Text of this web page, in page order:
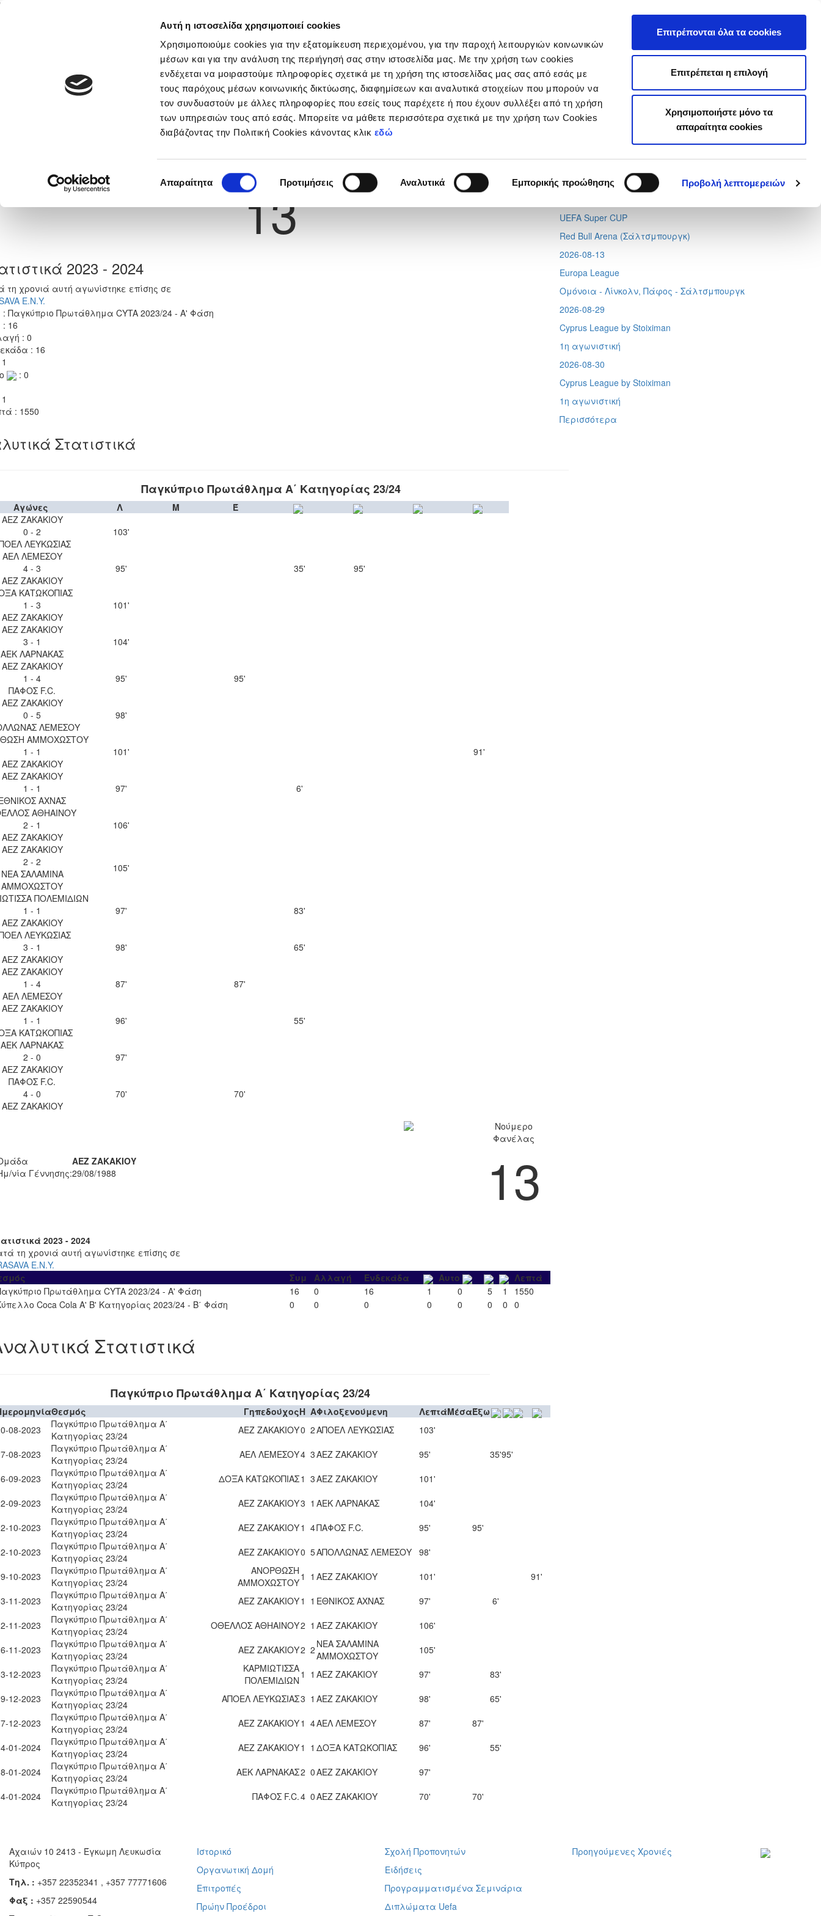
Αυτή η ιστοσελίδα χρησιμοποιεί cookies
Χρησιμοποιούμε cookies για την εξατομίκευση περιεχομένου, για την παροχή λειτουργιών κοινωνικών
μέσων και για την ανάλυση της περιήγησή σας στην ιστοσελίδα μας. Με την χρήση των cookies
ενδέχεται να μοιραστούμε πληροφορίες σχετικά με τη χρήση της ιστοσελίδας μας σας από εσάς με
τους παρόχους μέσων κοινωνικής δικτύωσης, διαφημίσεων και αναλυτικά στοιχείων που μπορούν να
τον συνδυαστούν με άλλες πληροφορίες που εσείς τους παρέχετε ή που έχουν συλλέξει από τη χρήση
των υπηρεσιών τους από εσάς. Μπορείτε να μάθετε περισσότερα σχετικά με την χρήση των Cookies
διαβάζοντας την Πολιτική Cookies κάνοντας κλικ εδώ
συγκατάθεσης
Απαραίτητα Προτιμήσεις Αναλυτικά Εμπορικής προώθησης Προβολή λεπτομερειών
Επιτρέπονται όλα τα cookies
Επιτρέπεται η επιλογή
Χρησιμοποιήστε μόνο τα
απαραίτητα cookies
Νέα & Πληροφορίες Εθνικές Ομάδες Διοργανώσεις
Previous Next
DELMIRO EVORA NASCIMENTO
Νούμερο Φανέλας
13
2023 - 2024
τη χρονιά αυτή αγωνίστηκε επίσης σε
Ε.Ν.Y.
: Παγκύπριο Πρωτάθλημα CYTA 2023/24 - Α' Φάση
16
: 0
: 16
: 0
: 1550
Στατιστικά
Παγκύπριο Πρωτάθλημα Α΄ Κατηγορίας 23/24
Αγώνες Λ Μ
Έ
ΑΕΖ ΖΑΚΑΚΙΟΥ
0 - 2
ΛΕΥΚΩΣΙΑΣ
103'
ΑΕΛ ΛΕΜΕΣΟΥ
4 - 3
ΑΕΖ ΖΑΚΑΚΙΟΥ
95' 35'
95'
ΚΑΤΩΚΟΠΙΑΣ
1 - 3
ΑΕΖ ΖΑΚΑΚΙΟΥ
101'
ΑΕΖ ΖΑΚΑΚΙΟΥ
3 - 1
ΑΕΚ ΛΑΡΝΑΚΑΣ
104'
ΑΕΖ ΖΑΚΑΚΙΟΥ
1 - 4
ΠΑΦΟΣ F.C.
95'
95'
ΑΕΖ ΖΑΚΑΚΙΟΥ
0 - 5
ΛΕΜΕΣΟΥ
98'
ΑΜΜΟΧΩΣΤΟΥ
1 - 1
ΑΕΖ ΖΑΚΑΚΙΟΥ
101'
91'
ΑΕΖ ΖΑΚΑΚΙΟΥ
1 - 1
ΑΧΝΑΣ
97'
6'
ΑΘΗΑΙΝΟΥ
2 - 1
ΑΕΖ ΖΑΚΑΚΙΟΥ
106'
ΑΕΖ ΖΑΚΑΚΙΟΥ
2 - 2
ΝΕΑ ΣΑΛΑΜΙΝΑ
ΑΜΜΟΧΩΣΤΟΥ
105'
ΠΟΛΕΜΙΔΙΩΝ
1 - 1
ΑΕΖ ΖΑΚΑΚΙΟΥ
97'
83'
ΛΕΥΚΩΣΙΑΣ
3 - 1
ΑΕΖ ΖΑΚΑΚΙΟΥ
98'
65'
ΑΕΖ ΖΑΚΑΚΙΟΥ
1 - 4
ΑΕΛ ΛΕΜΕΣΟΥ
87'
87'
ΑΕΖ ΖΑΚΑΚΙΟΥ
1 - 1
ΚΑΤΩΚΟΠΙΑΣ
96'
55'
ΑΕΚ ΛΑΡΝΑΚΑΣ
2 - 0
ΑΕΖ ΖΑΚΑΚΙΟΥ
97'
ΠΑΦΟΣ F.C.
4 - 0
ΑΕΖ ΖΑΚΑΚΙΟΥ
70' 70'
ΑΕΖ ΖΑΚΑΚΙΟΥ
νία Γέννησης:29/08/1988
Νούμερο
Φανέλας
13
2023 - 2024
τη χρονιά αυτή αγωνίστηκε επίσης σε
Ε.Ν.Y.
Συμ Αλλαγή Ενδεκάδα Αυτο
Λεπτά
Πρωτάθλημα CYTA 2023/24 - Α' Φάση
16 0 16 1 0 5 1
1550
Coca Cola Α' Β' Κατηγορίας 2023/24 - Β΄ Φάση
0 0 0 0 0 0 0 0
Στατιστικά
Παγκύπριο Πρωτάθλημα Α΄ Κατηγορίας 23/24
Θεσμός ΓηπεδούχοςH AΦιλοξενούμενη ΛεπτάΜέσαΈξω
08-2023
Παγκύπριο Πρωτάθλημα Α΄
Κατηγορίας 23/24
ΑΕΖ ΖΑΚΑΚΙΟΥ0 2ΑΠΟΕΛ ΛΕΥΚΩΣΙΑΣ
103'
08-2023
Παγκύπριο Πρωτάθλημα Α΄
Κατηγορίας 23/24
ΑΕΛ ΛΕΜΕΣΟΥ4 3ΑΕΖ ΖΑΚΑΚΙΟΥ 95' 35'95'
09-2023
Παγκύπριο Πρωτάθλημα Α΄
Κατηγορίας 23/24
ΔΟΞΑ ΚΑΤΩΚΟΠΙΑΣ1 3ΑΕΖ ΖΑΚΑΚΙΟΥ
101'
09-2023
Παγκύπριο Πρωτάθλημα Α΄
Κατηγορίας 23/24
ΑΕΖ ΖΑΚΑΚΙΟΥ3 1 ΑΕΚ ΛΑΡΝΑΚΑΣ
104'
10-2023
Παγκύπριο Πρωτάθλημα Α΄
Κατηγορίας 23/24
ΑΕΖ ΖΑΚΑΚΙΟΥ1 4ΠΑΦΟΣ F.C. 95'
95'
10-2023
Παγκύπριο Πρωτάθλημα Α΄
Κατηγορίας 23/24
ΑΕΖ ΖΑΚΑΚΙΟΥ0 5ΑΠΟΛΛΩΝΑΣ ΛΕΜΕΣΟΥ 98'
10-2023
Παγκύπριο Πρωτάθλημα Α΄
Κατηγορίας 23/24
ΑΝΟΡΘΩΣΗ
ΑΜΜΟΧΩΣΤΟΥ1 1 ΑΕΖ ΖΑΚΑΚΙΟΥ 101'
91'
11-2023
Παγκύπριο Πρωτάθλημα Α΄
Κατηγορίας 23/24
ΑΕΖ ΖΑΚΑΚΙΟΥ1 1 ΕΘΝΙΚΟΣ ΑΧΝΑΣ 97'
6'
11-2023
Παγκύπριο Πρωτάθλημα Α΄
Κατηγορίας 23/24
ΟΘΕΛΛΟΣ ΑΘΗΑΙΝΟΥ2 1 ΑΕΖ ΖΑΚΑΚΙΟΥ
106'
11-2023
Παγκύπριο Πρωτάθλημα Α΄
Κατηγορίας 23/24
ΑΕΖ ΖΑΚΑΚΙΟΥ2 2 ΝΕΑ ΣΑΛΑΜΙΝΑ
ΑΜΜΟΧΩΣΤΟΥ
105'
12-2023
Παγκύπριο Πρωτάθλημα Α΄
Κατηγορίας 23/24
ΚΑΡΜΙΩΤΙΣΣΑ
ΠΟΛΕΜΙΔΙΩΝ 1 1 ΑΕΖ ΖΑΚΑΚΙΟΥ 97'
83'
12-2023
Παγκύπριο Πρωτάθλημα Α΄
Κατηγορίας 23/24
ΑΠΟΕΛ ΛΕΥΚΩΣΙΑΣ3 1 ΑΕΖ ΖΑΚΑΚΙΟΥ 98'
65'
12-2023
Παγκύπριο Πρωτάθλημα Α΄
Κατηγορίας 23/24
ΑΕΖ ΖΑΚΑΚΙΟΥ1 4ΑΕΛ ΛΕΜΕΣΟΥ 87'
87'
01-2024
Παγκύπριο Πρωτάθλημα Α΄
Κατηγορίας 23/24
ΑΕΖ ΖΑΚΑΚΙΟΥ1 1 ΔΟΞΑ ΚΑΤΩΚΟΠΙΑΣ 96'
55'
01-2024
Παγκύπριο Πρωτάθλημα Α΄
Κατηγορίας 23/24
ΑΕΚ ΛΑΡΝΑΚΑΣ2 0ΑΕΖ ΖΑΚΑΚΙΟΥ
97'
01-2024
Παγκύπριο Πρωτάθλημα Α΄
Κατηγορίας 23/24
ΠΑΦΟΣ F.C.4 0ΑΕΖ ΖΑΚΑΚΙΟΥ 70' 70'
Tweets by CyprusFA
Προσεχή γεγονότα
Conference League
Απόλλων - Μπραν
UEFA Super CUP
Red Bull Arena (Σάλτσμπουργκ)
2026-08-13
Europa League
Ομόνοια - Λίνκολν, Πάφος - Σάλτσμπουργκ
2026-08-29
Cyprus League by Stoiximan
1η αγωνιστική
2026-08-30
Cyprus League by Stoiximan
1η αγωνιστική
Περισσότερα
Αχαιών 10 2413 - Έγκωμη Λευκωσία
Κύπρος
Τηλ. : +357 22352341 , +357 77771606
Φαξ : +357 22590544
Ιστορικό
Οργανωτική Δομή
Επιτροπές
Πρώην Προέδροι
Σχολή Προπονητών
Ειδήσεις
Προγραμματισμένα Σεμινάρια
Διπλώματα Uefa
Προηγούμενες Χρονιές